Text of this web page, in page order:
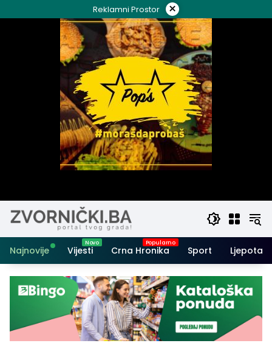
to
Reklamni Prostor ×
Najnovije Vijesti Crna Hronika Sport Ljepota i